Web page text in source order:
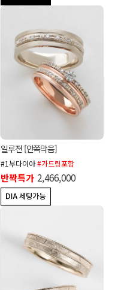
일루젼 [안쪽막음]
#1부다이아#가드링포함
반짝특가 2,466,000